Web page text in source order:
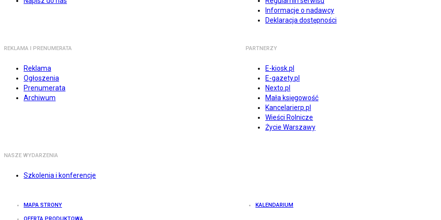
Informacje o nadawcy
Deklaracja dostępności
REKLAMA I PRENUMERATA
Reklama
Ogłoszenia
Prenumerata
Archiwum
PARTNERZY
E-kiosk.pl
E-gazety.pl
Nexto.pl
Mała księgowość
Kancelarierp.pl
Wieści Rolnicze
Życie Warszawy
NASZE WYDARZENIA
Szkolenia i konferencje
MAPA STRONY KALENDARIUM